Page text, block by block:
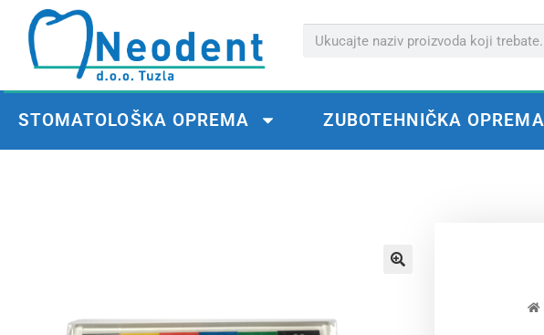
STOMATOLOŠKA OPREMA ZUBOTEHNIČKA OPREMA